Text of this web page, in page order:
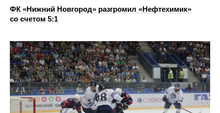
ФК «Нижний Новгород» разгромил «Нефтехимик»
со счетом 5:1